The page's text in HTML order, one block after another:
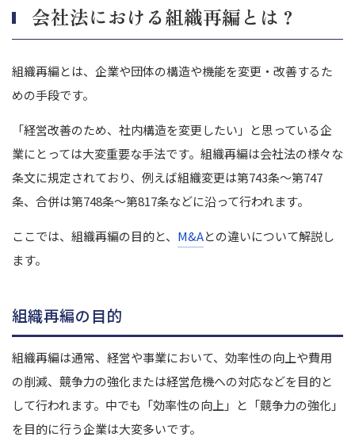
会社法における組織再編とは？
組織再編とは、企業や団体の構造や機能を変更・改善するた
めの手段です。
「経営改善のため、社内構造を変更したい」と思っている企
業にとっては大変重要な手法です。組織再編は会社法の様々な
条文に規定されており、例えば組織変更は第743条～第747
条、合併は第748条～第817条などに沿って行われます。
ここでは、組織再編の目的と、 M&Aとの違いについて解説し
ます。
組織再編の目的
組織再編は通常、経営や事業において、効率性の向上や費用
の削減、競争力の強化または経営危機への対応などを目的と
して行われます。 中でも「効率性の向上」と「競争力の強化」
を目的に行う企業は大変多いです。